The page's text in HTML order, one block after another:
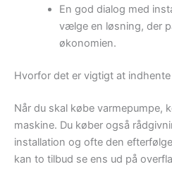
En god dialog med
vælge en løsning, der
økonomien.
Hvorfor det er vigtigt at
Når du skal købe varmepumpe,
maskine. Du køber også
installation og ofte den
kan to tilbud se ens ud på